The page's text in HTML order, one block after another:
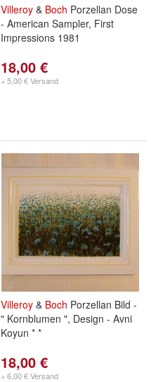
Villeroy & Boch Porzellan Dose
- American Sampler, First
Impressions 1981
18,00 €
+ 5,00 € Versand
Villeroy & Boch Porzellan Bild -
" Kornblumen ", Design - Avni
Koyun * *
18,00 €
+ 6,00 € Versand